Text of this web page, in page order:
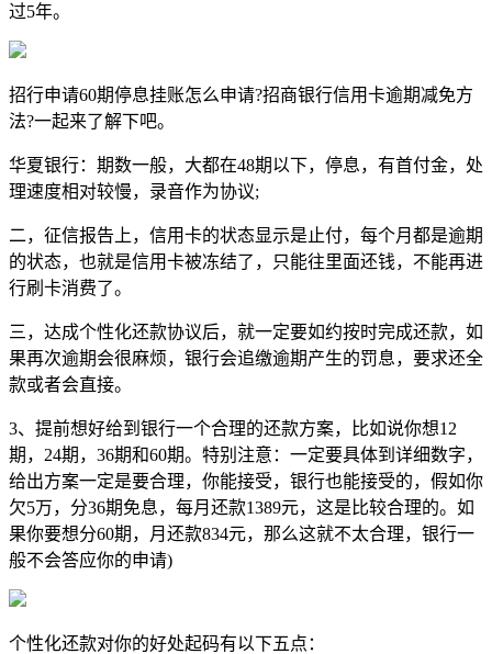
过5年。
招行申请60期停息挂账怎么申请?招商银行信用卡逾期减免方
法?一起来了解下吧。
华夏银行：期数一般，大都在48期以下，停息，有首付金，处
理速度相对较慢，录音作为协议;
二，征信报告上，信用卡的状态显示是止付，每个月都是逾期
的状态，也就是信用卡被冻结了，只能往里面还钱，不能再进
行刷卡消费了。
三，达成个性化还款协议后，就一定要如约按时完成还款，如
果再次逾期会很麻烦，银行会追缴逾期产生的罚息，要求还全
款或者会直接。
3、提前想好给到银行一个合理的还款方案，比如说你想12
期，24期，36期和60期。特别注意：一定要具体到详细数字，
给出方案一定是要合理，你能接受，银行也能接受的，假如你
欠5万，分36期免息，每月还款1389元，这是比较合理的。如
果你要想分60期，月还款834元，那么这就不太合理，银行一
般不会答应你的申请)
个性化还款对你的好处起码有以下五点：